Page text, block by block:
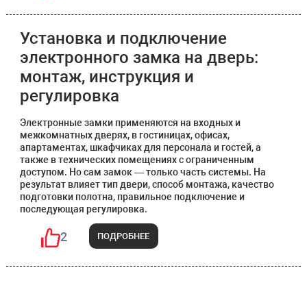
Установка и подключение
электронного замка на дверь:
монтаж, инструкция и
регулировка
Электронные замки применяются на входных и
межкомнатных дверях, в гостиницах, офисах,
апартаментах, шкафчиках для персонала и гостей, а
также в технических помещениях с ограниченным
доступом. Но сам замок — только часть системы. На
результат влияет тип двери, способ монтажа, качество
подготовки полотна, правильное подключение и
последующая регулировка.
ПОДРОБНЕЕ
2